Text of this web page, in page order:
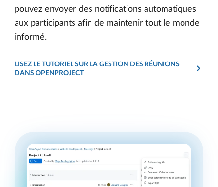
pouvez envoyer des notifications automatiques
aux participants afin de maintenir tout le monde
informé.
LISEZ LE TUTORIEL SUR LA GESTION DES RÉUNIONS
DANS OPENPROJECT